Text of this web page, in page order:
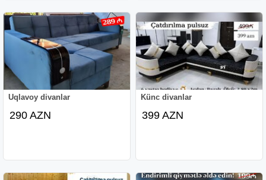
Uqlavoy divanlar
290 AZN
Künc divanlar
399 AZN